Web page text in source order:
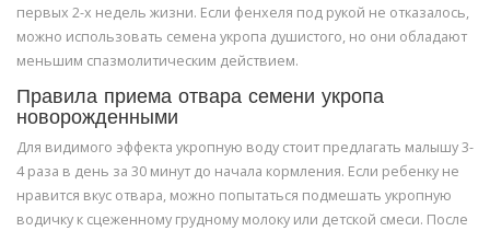
первых 2-х недель жизни. Если фенхеля под рукой не отказалось,
можно использовать семена укропа душистого, но они обладают
меньшим спазмолитическим действием.
Правила приема отвара семени укропа
новорожденными
Для видимого эффекта укропную воду стоит предлагать малышу 3-
4 раза в день за 30 минут до начала кормления. Если ребенку не
нравится вкус отвара, можно попытаться подмешать укропную
водичку к сцеженному грудному молоку или детской смеси. После